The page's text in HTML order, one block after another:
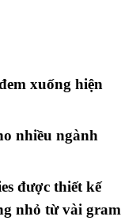
xuống hiện
nhiều ngành
được thiết kế
nhỏ từ vài gram